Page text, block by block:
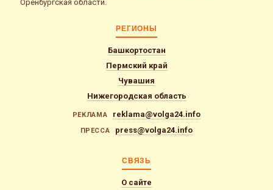
Оренбургская области.
РЕГИОНЫ
Башкортостан
Пермский край
Чувашия
Нижегородская область
РЕКЛАМА reklama@volga24.info
ПРЕССА press@volga24.info
СВЯЗЬ
О сайте